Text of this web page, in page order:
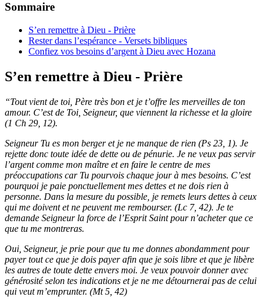
Sommaire
S’en remettre à Dieu - Prière
Rester dans l’espérance - Versets bibliques
Confiez vos besoins d’argent à Dieu avec Hozana
S’en remettre à Dieu - Prière
“Tout vient de toi, Père très bon et je t’offre les merveilles de ton
amour. C’est de Toi, Seigneur, que viennent la richesse et la gloire
(1 Ch 29, 12).
Seigneur Tu es mon berger et je ne manque de rien (Ps 23, 1). Je
rejette donc toute idée de dette ou de pénurie. Je ne veux pas servir
l’argent comme mon maître et en faire le centre de mes
préoccupations car Tu pourvois chaque jour à mes besoins. C’est
pourquoi je paie ponctuellement mes dettes et ne dois rien à
personne. Dans la mesure du possible, je remets leurs dettes à ceux
qui me doivent et ne peuvent me rembourser. (Lc 7, 42). Je te
demande Seigneur la force de l’Esprit Saint pour n’acheter que ce
que tu me montreras.
Oui, Seigneur, je prie pour que tu me donnes abondamment pour
payer tout ce que je dois payer afin que je sois libre et que je libère
les autres de toute dette envers moi. Je veux pouvoir donner avec
générosité selon tes indications et je ne me détournerai pas de celui
qui veut m’emprunter. (Mt 5, 42)